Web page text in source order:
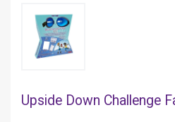
Upside Down Challenge